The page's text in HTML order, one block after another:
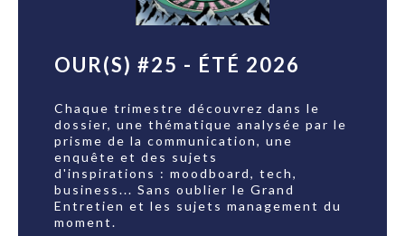
OUR(S) #25 - ÉTÉ 2026
Chaque trimestre découvrez dans le
dossier, une thématique analysée par le
prisme de la communication, une
enquête et des sujets
d'inspirations : moodboard, tech,
business... Sans oublier le Grand
Entretien et les sujets management du
moment.